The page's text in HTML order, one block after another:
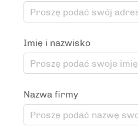
Imię i nazwisko
Nazwa firmy